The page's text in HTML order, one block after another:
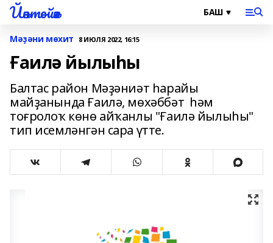
Йәнтөйәк
Мәҙәни мөхит 8 ИЮЛЯ 2022, 16:15
Ғаилә йылыһы
Балтас район Мәҙәниәт һарайы
майҙанында Ғаилә, мөхәббәт һәм
тоғролоҡ көнө айҡанлы "Ғаилә йылыһы"
тип исемләнгән сара үтте.